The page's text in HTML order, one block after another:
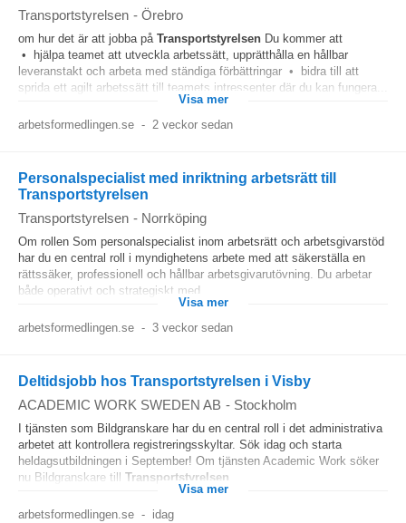
Transportstyrelsen - Örebro
om hur det är att jobba på Transportstyrelsen Du kommer att
• hjälpa teamet att utveckla arbetssätt, upprätthålla en hållbar
leveranstakt och arbeta med ständiga förbättringar • bidra till att
sprida ett agilt arbetssätt till teamets intressenter där du kan fungera...
Visa mer
arbetsformedlingen.se - 2 veckor sedan
Personalspecialist med inriktning arbetsrätt till
Transportstyrelsen
Transportstyrelsen - Norrköping
Om rollen Som personalspecialist inom arbetsrätt och arbetsgivarstöd
har du en central roll i myndighetens arbete med att säkerställa en
rättssäker, professionell och hållbar arbetsgivarutövning. Du arbetar
både operativt och strategiskt med...
Visa mer
arbetsformedlingen.se - 3 veckor sedan
Deltidsjobb hos Transportstyrelsen i Visby
ACADEMIC WORK SWEDEN AB - Stockholm
I tjänsten som Bildgranskare har du en central roll i det administrativa
arbetet att kontrollera registreringsskyltar. Sök idag och starta
heldagsutbildningen i September! Om tjänsten Academic Work söker
nu Bildgranskare till Transportstyrelsen
Visa mer
arbetsformedlingen.se - idag